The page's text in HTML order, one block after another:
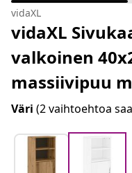
vidaXL
vidaXL
valkoinen
massiivipuu
Väri (2 vaihtoehtoa